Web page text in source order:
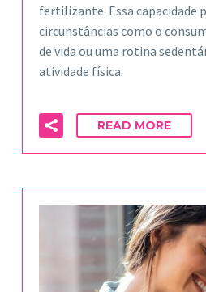
fertilizante. Essa capacidade
circunstâncias como o
de vida ou uma rotina
atividade física.
READ MORE